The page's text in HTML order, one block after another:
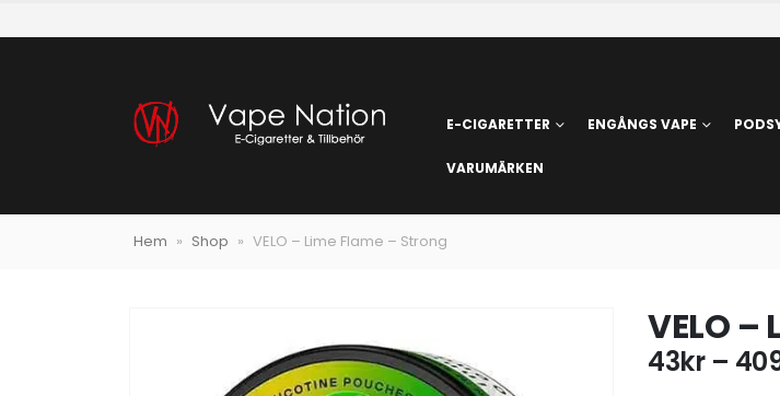
E-CIGARETTER ENGÅNGS VAPE
VARUMÄRKEN
Hem » Shop » VELO – Lime Flame – Strong
VELO
43kr –